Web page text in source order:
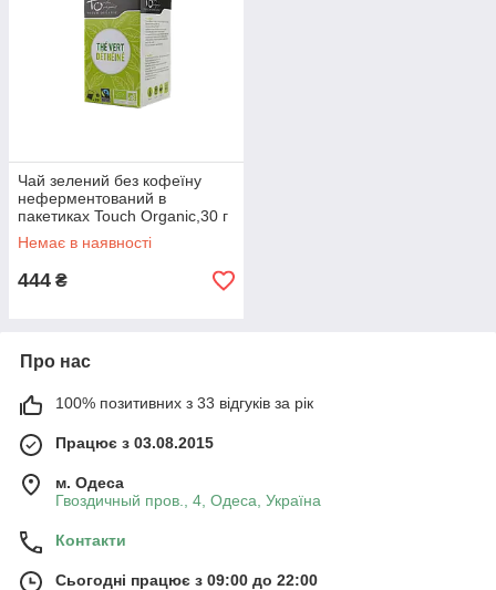
Чай зелений без кофеїну
неферментований в
пакетиках Touch Organic,30 г
(24*1.5 м)
Немає в наявності
444 ₴
Про нас
100% позитивних з 33 відгуків за рік
Працює з 03.08.2015
м. Одеса
Гвоздичный пров., 4, Одеса, Україна
Контакти
Сьогодні працює з 09:00 до 22:00